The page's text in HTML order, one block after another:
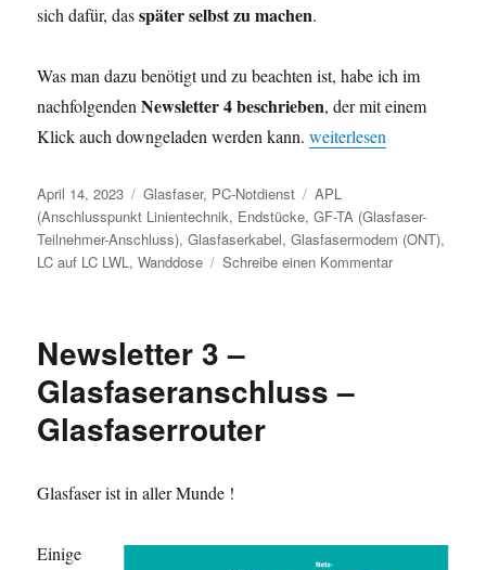
sich dafür, dasspäter selbst zu machen.
Was man dazu benötigt und zu beachten ist, habe ich im
nachfolgendenNewsletter 4 beschrieben, der mit einem
Klick auch downgeladen werden kann.„Newsletter 4 –
weiterlesen
Veröffentlicht
am
April 14, 2023 Kategorien
Glasfaser, PC-Notdienst Schlagwörter
APL
(Anschlusspunkt Linientechnik, Endstücke,GF-TA (Glasfaser-
Teilnehmer-Anschluss),Glasfaserkabel,Glasfasermodem (ONT),
LC auf LC LWL ,Wanddose Schreibe einen Kommentarzu
Newsletter 3 –
Glasfaseranschluss –
Glasfaserrouter
Glasfaser ist in aller Munde !
Einige